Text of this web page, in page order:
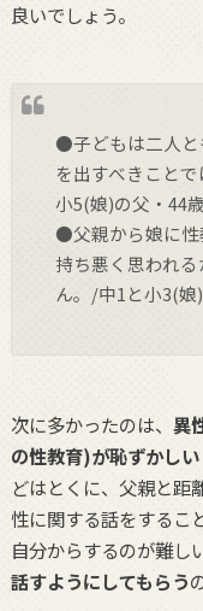
良いでしょう。
●子どもは二人と
を出すべきこと
小5(娘)の父・44歳
●父親から娘に性
持ち悪く思われ
ん。/中1と小3(娘
次に多かったのは、 異
の性教育)が恥ずかしい
どはとくに、父親と距
性に関する話をするこ
自分からするのが難し
話すようにしてもらう